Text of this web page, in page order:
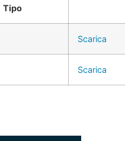
Tipo
Scarica
Scarica